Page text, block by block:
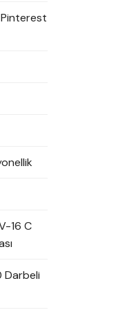
Pinterest
16 C
Darbeli